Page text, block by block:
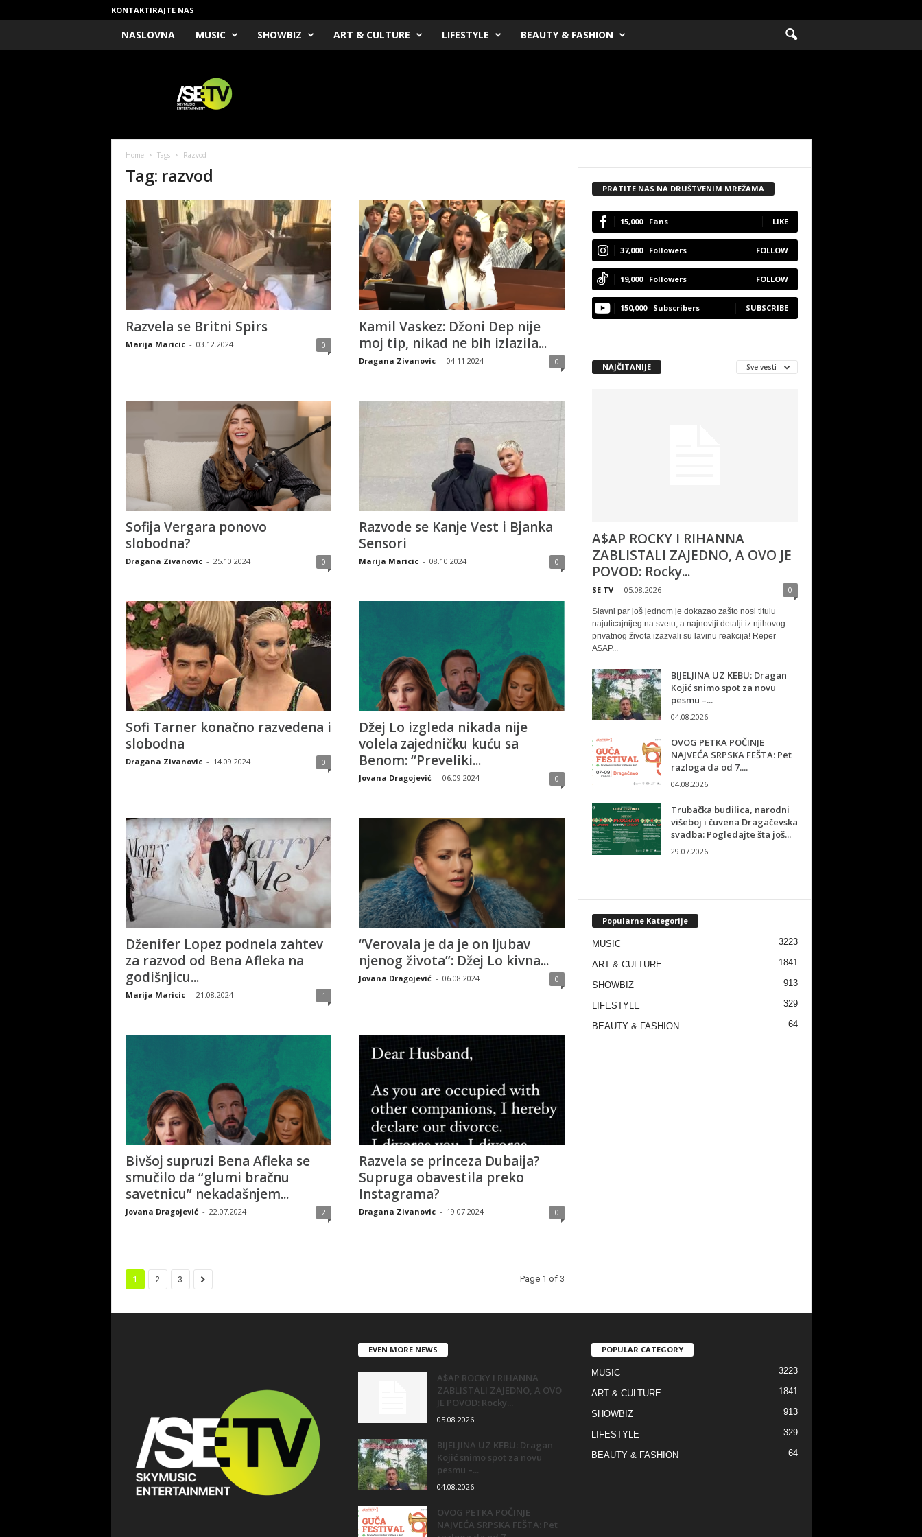
KONTAKTIRAJTE NAS
NASLOVNA MUSIC SHOWBIZ ART & CULTURE LIFESTYLE BEAUTY & FASHION
Home Tags Razvod
Tag: razvod
Razvela se Britni Spirs
Marija Maricic - 03.12.2024 0
Kamil Vaskez: Džoni Dep nije
moj tip, nikad ne bih izlazila...
Dragana Zivanovic - 04.11.2024 0
Sofija Vergara ponovo
slobodna?
Dragana Zivanovic - 25.10.2024 0
Razvode se Kanje Vest i Bjanka
Sensori
Marija Maricic - 08.10.2024 0
Sofi Tarner konačno razvedena i
slobodna
Dragana Zivanovic - 14.09.2024 0
Džej Lo izgleda nikada nije
volela zajedničku kuću sa
Benom: “Preveliki...
Jovana Dragojević - 06.09.2024 0
Dženifer Lopez podnela zahtev
za razvod od Bena Afleka na
godišnjicu...
Marija Maricic - 21.08.2024 1
“Verovala je da je on ljubav
njenog života”: Džej Lo kivna...
Jovana Dragojević - 06.08.2024 0
Bivšoj supruzi Bena Afleka se
smučilo da “glumi bračnu
savetnicu” nekadašnjem...
Jovana Dragojević - 22.07.2024 2
Razvela se princeza Dubaija?
Supruga obavestila preko
Instagrama?
Dragana Zivanovic - 19.07.2024 0
1 2 3 Page 1 of 3
PRATITE NAS NA DRUŠTVENIM MREŽAMA
15,000 Fans LIKE
37,000 Followers FOLLOW
19,000 Followers FOLLOW
150,000 Subscribers SUBSCRIBE
NAJČITANIJE Sve vesti
A$AP ROCKY I RIHANNA
ZABLISTALI ZAJEDNO, A OVO JE
POVOD: Rocky...
SE TV - 05.08.2026 0
Slavni par još jednom je dokazao zašto nosi titulu
najuticajnijeg na svetu, a najnoviji detalji iz njihovog
privatnog života izazvali su lavinu reakcija! Reper
A$AP...
BIJELJINA UZ KEBU: Dragan
Kojić snimo spot za novu
pesmu –...
04.08.2026
OVOG PETKA POČINJE
NAJVEĆA SRPSKA FEŠTA: Pet
razloga da od 7....
04.08.2026
Trubačka budilica, narodni
višeboj i čuvena Dragačevska
svadba: Pogledajte šta još...
29.07.2026
Popularne Kategorije
MUSIC 3223
ART & CULTURE 1841
SHOWBIZ 913
LIFESTYLE 329
BEAUTY & FASHION 64
EVEN MORE NEWS
A$AP ROCKY I RIHANNA
ZABLISTALI ZAJEDNO, A OVO
JE POVOD: Rocky...
05.08.2026
BIJELJINA UZ KEBU: Dragan
Kojić snimo spot za novu
pesmu –...
04.08.2026
OVOG PETKA POČINJE
NAJVEĆA SRPSKA FEŠTA: Pet
POPULAR CATEGORY
MUSIC 3223
ART & CULTURE 1841
SHOWBIZ 913
LIFESTYLE 329
BEAUTY & FASHION 64